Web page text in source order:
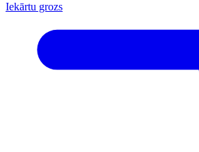
Iekārtu grozs